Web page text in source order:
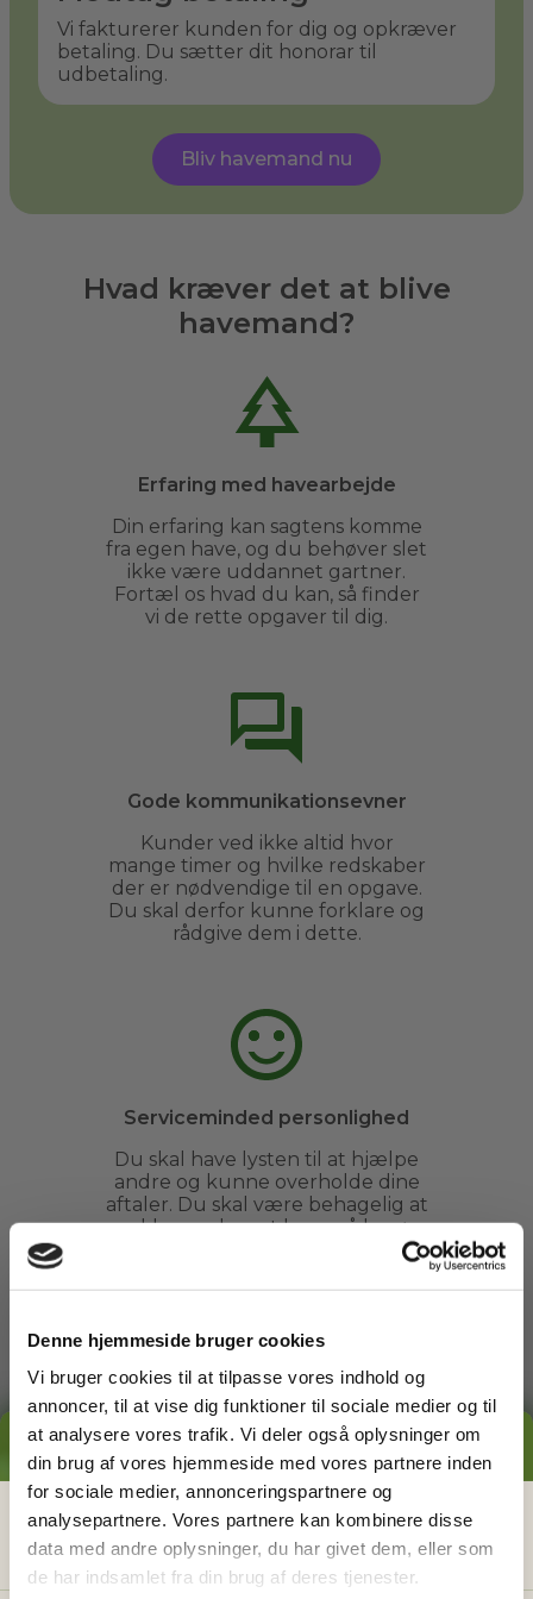
Denne hjemmeside bruger cookies
Vi bruger cookies til at tilpasse vores indhold og
annoncer, til at vise dig funktioner til sociale medier og til
at analysere vores trafik. Vi deler også oplysninger om
din brug af vores hjemmeside med vores partnere inden
for sociale medier, annonceringspartnere og
analysepartnere. Vores partnere kan kombinere disse
data med andre oplysninger, du har givet dem, eller som
de har indsamlet fra din brug af deres tjenester.
Vi fakturerer kunden for dig og opkræver
betaling. Du sætter dit honorar til
udbetaling.
Bliv havemand nu
Hvad kræver det at blive
havemand?
Erfaring med havearbejde
Din erfaring kan sagtens komme
fra egen have, og du behøver slet
ikke være uddannet gartner.
Fortæl os hvad du kan, så finder
vi de rette opgaver til dig.
Gode kommunikationsevner
Kunder ved ikke altid hvor
mange timer og hvilke redskaber
der er nødvendige til en opgave.
Du skal derfor kunne forklare og
rådgive dem i dette.
Serviceminded personlighed
Du skal have lysten til at hjælpe
andre og kunne overholde dine
aftaler. Du skal være behagelig at
snakke med og at have på besøg.
Ren straffeattest
Vi garanterer, at alle vores
havemænd har ren straffeattest,
så vores kunder altid kan føle sig
helt trygge ved at få besøg fra Go
Go Garden i haven.
GRATIS PRISESTIMAT
Hvad koster detegentligat få
hjælp i haven?